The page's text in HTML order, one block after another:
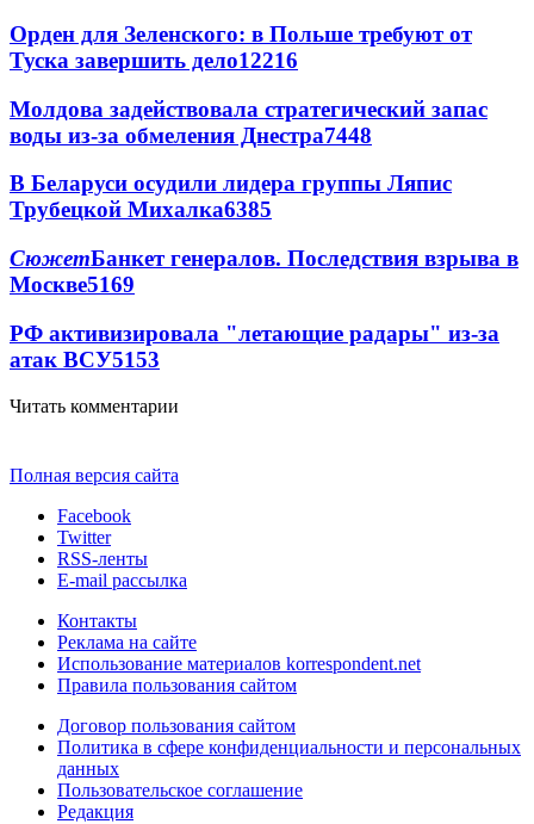
Орден для Зеленского: в Польше требуют от
Туска завершить дело12216
Молдова задействовала стратегический запас
воды из-за обмеления Днестра7448
В Беларуси осудили лидера группы Ляпис
Трубецкой Михалка6385
СюжетБанкет генералов. Последствия взрыва в
Москве5169
РФ активизировала "летающие радары" из-за
атак ВСУ5153
Читать комментарии
Полная версия сайта
Facebook
Twitter
RSS-ленты
E-mail рассылка
Контакты
Реклама на сайте
Использование материалов korrespondent.net
Правила пользования сайтом
Договор пользования сайтом
Политика в сфере конфиденциальности и персональных
данных
Пользовательское соглашение
Редакция